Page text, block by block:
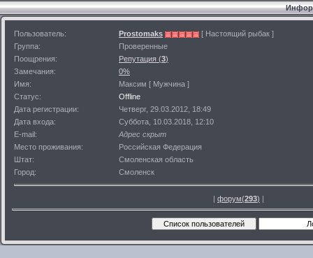
Пользователь: Prostomaks
[ Настоящий рыбак ]
Группа:
Проверенные
Поощрения:
Репутация (3)
Замечания:
0%
Имя:
Максим [ Мужчина ]
Статус:
Offline
Дата регистрации:
Четверг, 29.03.2012, 18:49
Дата входа:
Суббота, 10.03.2018, 12:10
E-mail:
Адрес скрыт
Место проживания:
Российская Федерация
Штат:
Смоленская область
Город:
Смоленск
| форум(293) |